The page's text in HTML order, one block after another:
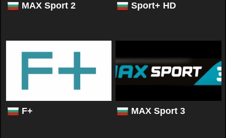
MAX Sport 2 Sport+ HD
F+ MAX Sport 3